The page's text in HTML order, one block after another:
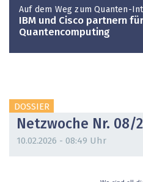
Auf dem Weg zum Quanten-
IBM und Cisco partnern
Quantencomputing
DOSSIER
Netzwoche Nr. 08/
10.02.2026 - 08:49 Uhr